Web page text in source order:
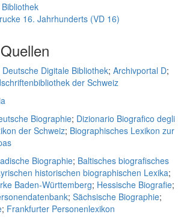
16. Jahrhunderts (VD 16)
Deutsche Digitale Bibliothek; Archivportal D;
der Schweiz
Biographie; Dizionario Biografico degli
der Schweiz; Biographisches Lexikon zur
Biographie; Baltisches biografisches
historischen biographischen Lexika;
Baden-Württemberg; Hessische Biografie;
; Sächsische Biographie;
; Frankfurter Personenlexikon